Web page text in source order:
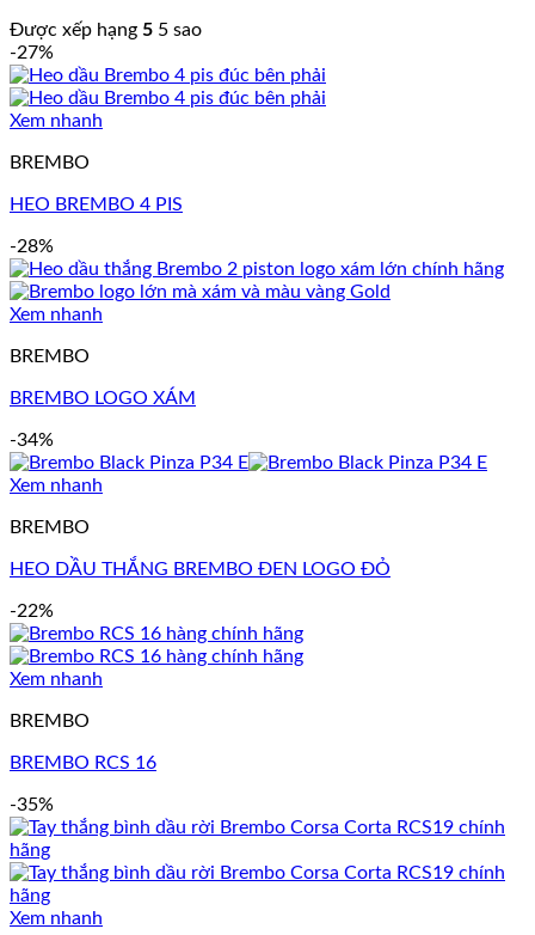
Được xếp hạng 5 5 sao
-27%
Xem nhanh
BREMBO
HEO BREMBO 4 PIS
-28%
Xem nhanh
BREMBO
BREMBO LOGO XÁM
-34%
Xem nhanh
BREMBO
HEO DẦU THẮNG BREMBO ĐEN LOGO ĐỎ
-22%
Xem nhanh
BREMBO
BREMBO RCS 16
-35%
Xem nhanh